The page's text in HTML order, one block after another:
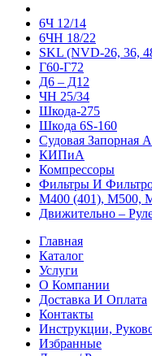
6Ч 12/14
6ЧН 18/22
SKL (NVD-26, 36,
Г60-Г72
Д6 – Д12
ЧН 25/34
Шкода-275
Шкода 6S-160
Судовая Запорная
КИПиА
Компрессоры
Фильтры И
М400 (401), М500,
Движительно –
Главная
Каталог
Услуги
О Компании
Доставка И Оплата
Контакты
Инструкции,
Избранные